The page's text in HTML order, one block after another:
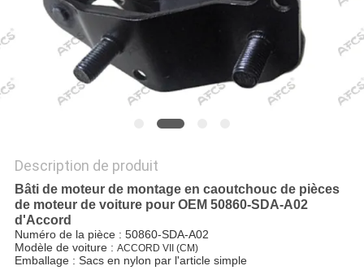
POLITIQUE
DE
CONFIDENTIALITÉ
Description de produit
Bâti de moteur de montage en caoutchouc de pièces
de moteur de voiture pour OEM 50860-SDA-A02
d'Accord
Numéro de la pièce : 50860-SDA-A02
Modèle de voiture : ACCORD VII (CM)
Emballage : Sacs en nylon par l'article simple